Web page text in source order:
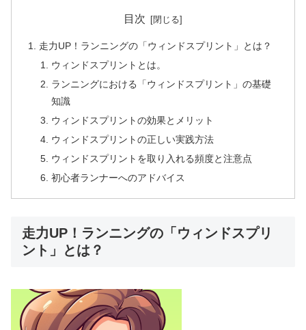
目次
走力UP！ランニングの「ウィンドスプリント」とは？
ウィンドスプリントとは。
ランニングにおける「ウィンドスプリント」の基礎
知識
ウィンドスプリントの効果とメリット
ウィンドスプリントの正しい実践方法
ウィンドスプリントを取り入れる頻度と注意点
初心者ランナーへのアドバイス
走力UP！ランニングの「ウィンドスプリ
ント」とは？